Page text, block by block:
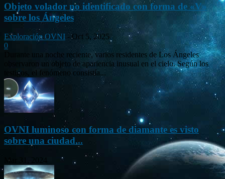
Objeto volador no identificado con forma de «V»
sobre los Ángeles
Exploración OVNI - Oct 5, 2025
0
Durante una noche reciente, varios residentes de Los Ángeles
observaron un objeto de apariencia inusual en el cielo. Según los
testigos, el fenómeno consistía...
OVNI luminoso con forma de diamante es visto
sobre una ciudad...
Mar 31, 2024